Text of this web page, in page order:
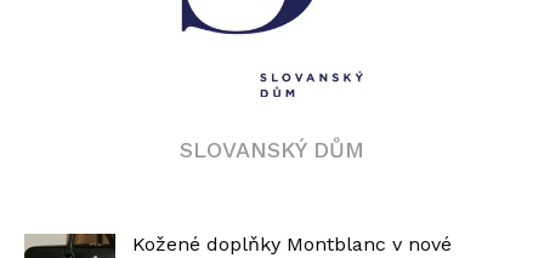
SLOVANSKÝ DŮM
Kožené doplňky Montblanc v nové